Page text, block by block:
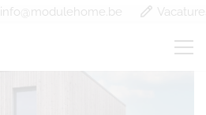
info@modulehome.be